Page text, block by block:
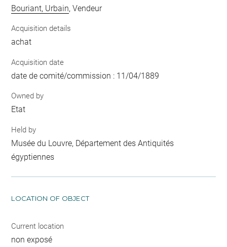
Bouriant, Urbain, Vendeur
Acquisition details
achat
Acquisition date
date de comité/commission : 11/04/1889
Owned by
Etat
Held by
Musée du Louvre, Département des Antiquités
égyptiennes
LOCATION OF OBJECT
Current location
non exposé